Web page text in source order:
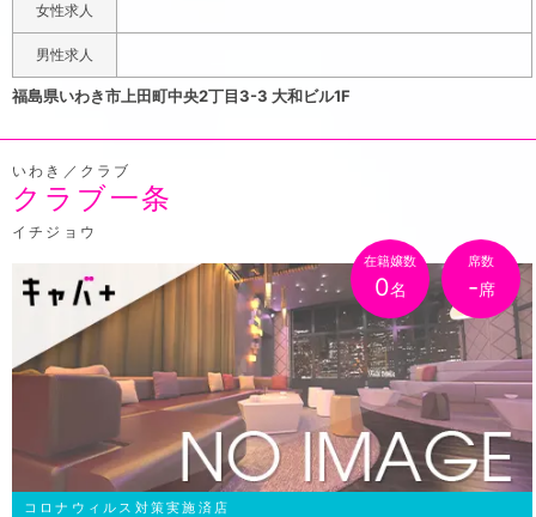
女性求人
男性求人
福島県いわき市上田町中央2丁目3-3 大和ビル1F
いわき／クラブ
クラブ一条
イチジョウ
在籍嬢数
0名
席数
-席
コロナウィルス対策実施済店